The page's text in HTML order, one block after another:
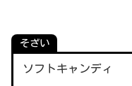
そざい
ソフトキャンディ